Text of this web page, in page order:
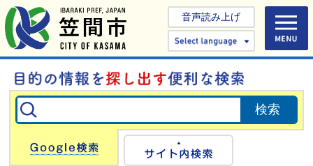
音声読み上げ
Select
Google検索